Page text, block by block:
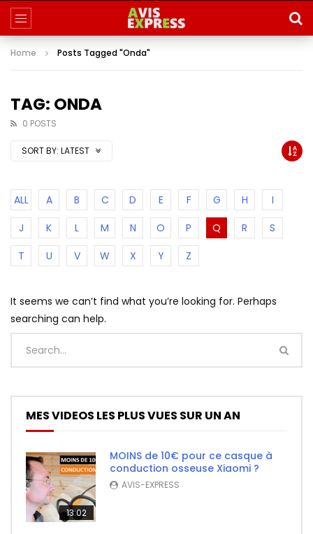
Home Posts Tagged "Onda"
TAG: ONDA
0 POSTS
SORT BY: LATEST
ALL A B C D E F G H
I
J
K L M N O P Q R
S
T
U V W X Y Z
It seems we can’t find what you’re looking for. Perhaps
searching can help.
MES VIDEOS LES PLUS VUES SUR UN AN
13:02
MOINS de 10€ pour ce casque à
conduction osseuse Xiaomi ?
AVIS-EXPRESS